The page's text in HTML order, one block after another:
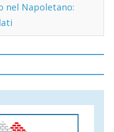
nel Napoletano: